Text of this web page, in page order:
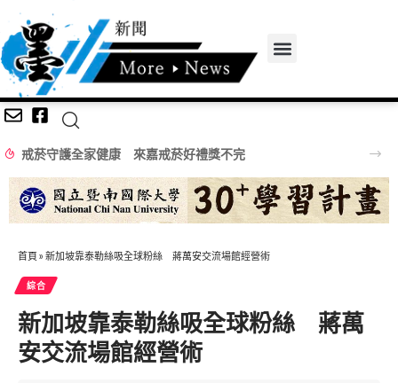
戒菸守護全家健康 來嘉戒菸好禮獎不完
首頁 » 新加坡靠泰勒絲吸全球粉絲 蔣萬安交流場館經營術
綜合
新加坡靠泰勒絲吸全球粉絲 蔣萬
安交流場館經營術